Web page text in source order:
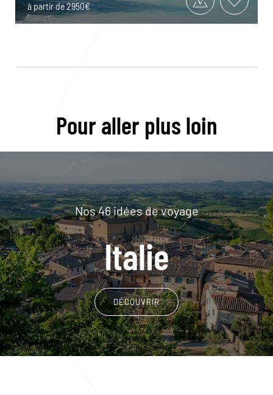
à partir de 2950€
Pour aller plus loin
Nos 46 idées de voyage
Italie
DÉCOUVRIR